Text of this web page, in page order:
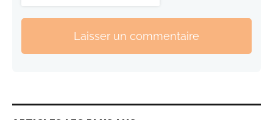
Laisser un commentaire